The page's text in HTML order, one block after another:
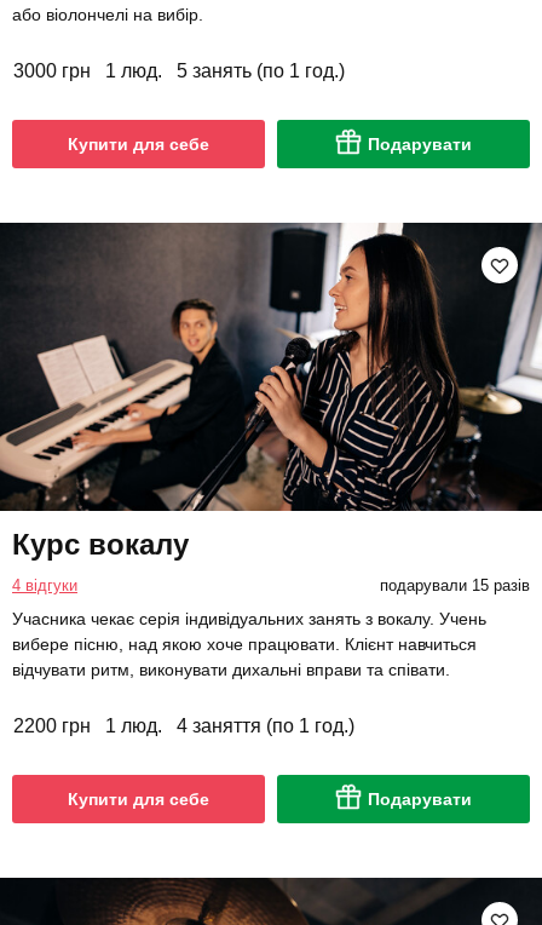
або віолончелі на вибір.
3000 грн 1 люд. 5 занять (по 1 год.)
Купити для себе Подарувати
Курс вокалу
4 відгуки подарували 15 разів
Учасника чекає серія індивідуальних занять з вокалу. Учень
вибере пісню, над якою хоче працювати. Клієнт навчиться
відчувати ритм, виконувати дихальні вправи та співати.
2200 грн 1 люд. 4 заняття (по 1 год.)
Купити для себе Подарувати